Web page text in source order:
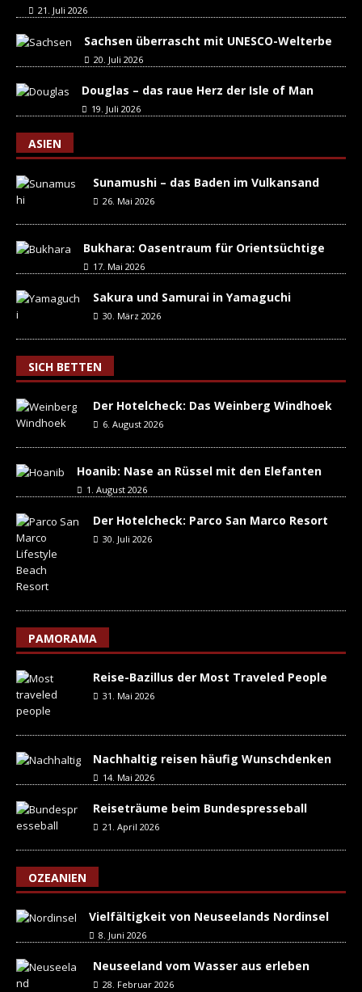
21. Juli 2026
Sachsen überrascht mit UNESCO-Welterbe
20. Juli 2026
Douglas – das raue Herz der Isle of Man
19. Juli 2026
ASIEN
Sunamushi – das Baden im Vulkansand
26. Mai 2026
Bukhara: Oasentraum für Orientsüchtige
17. Mai 2026
Sakura und Samurai in Yamaguchi
30. März 2026
SICH BETTEN
Der Hotelcheck: Das Weinberg Windhoek
6. August 2026
Hoanib: Nase an Rüssel mit den Elefanten
1. August 2026
Der Hotelcheck: Parco San Marco Resort
30. Juli 2026
PAMORAMA
Reise-Bazillus der Most Traveled People
31. Mai 2026
Nachhaltig reisen häufig Wunschdenken
14. Mai 2026
Reiseträume beim Bundespresseball
21. April 2026
OZEANIEN
Vielfältigkeit von Neuseelands Nordinsel
8. Juni 2026
Neuseeland vom Wasser aus erleben
28. Februar 2026